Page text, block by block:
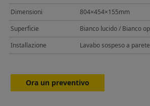
Dimensioni
804×454×155mm
Superficie
Bianco lucido / Bianco
Installazione
Lavabo sospeso a
Ora un preventivo